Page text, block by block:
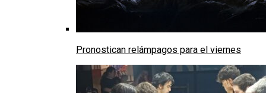
Pronostican relámpagos para el viernes